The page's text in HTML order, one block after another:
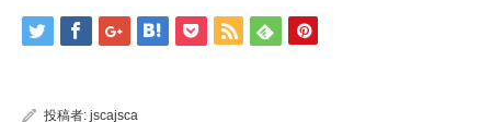
投稿者: jscajsca